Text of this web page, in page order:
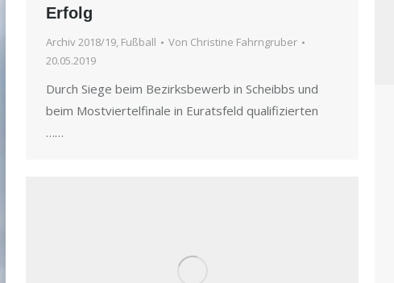
Erfolg
Archiv 2018/19, Fußball Von Christine Fahrngruber
20.05.2019
Durch Siege beim Bezirksbewerb in Scheibbs und
beim Mostviertelfinale in Euratsfeld qualifizierten
……